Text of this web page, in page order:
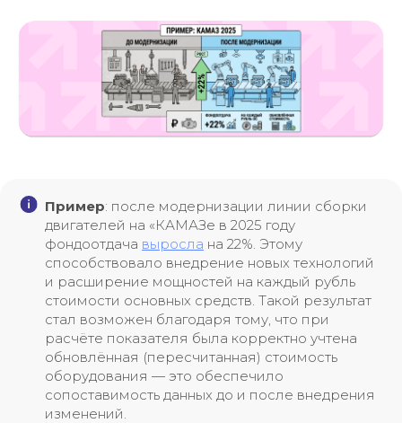
Пример: после модернизации линии сборки
двигателей на «КАМАЗе в 2025 году
фондоотдача выросла на 22%. Этому
способствовало внедрение новых технологий
и расширение мощностей на каждый рубль
стоимости основных средств. Такой результат
стал возможен благодаря тому, что при
расчёте показателя была корректно учтена
обновлённая (пересчитанная) стоимость
оборудования — это обеспечило
сопоставимость данных до и после внедрения
изменений.
Сразу зафиксируем
Дадим предрасчет
Поддержка 24/7